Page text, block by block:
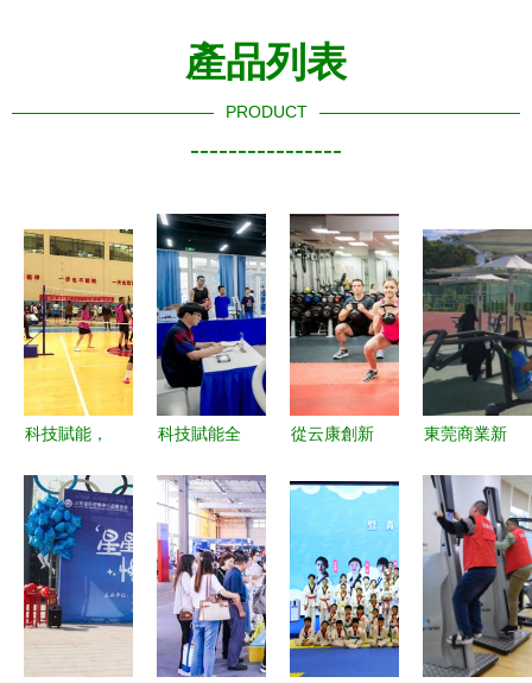
產品列表
PRODUCT
----------------
科技賦能，
免費開放引
領健康新時
代
科技賦能全
慧賽事點亮
社區——上
海市智能乒
乓球賽真新
站活力開賽
從云康創新
智能改造如
何引領健身
科技服務新
篇章
東莞商業新
健身科技服
務融合發展
的機遇與挑
戰